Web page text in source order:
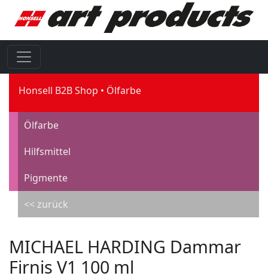
Honsell B2B Shop Ölfarbe
Ölfarbe
Hilfsmittel
Pigmente
<< zurück
MICHAEL HARDING Dammar
Firnis V1 100 ml